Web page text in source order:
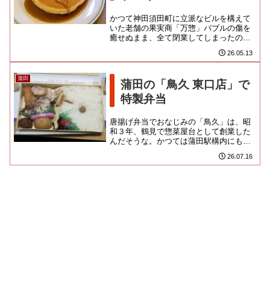
かつて神田須田町に立派なビルを構えて
いた老舗の果実商「万惣」バブルの傷を
癒せぬまま、全て閉業してしまったので
すが、併設のフルーツパーラーは百貨店
や丸ビルなどにも展開するステ... 26.05.13
蒲田
蒲田の「鳥久 東口店」で
特製弁当
唐揚げ弁当でおなじみの「鳥久」は、昭
和３年、鶴見で惣菜屋台として創業した
んだそうな。かつては蒲田駅構内にも出
なさそうなこの駅で地場の名物... 26.07.16